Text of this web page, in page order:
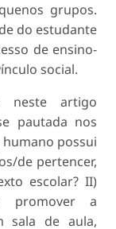
grupos.
do estudante
de ensino-
social.
neste artigo
pautada nos
possui
de pertencer,
escolar? II)
promover a
sala de aula,